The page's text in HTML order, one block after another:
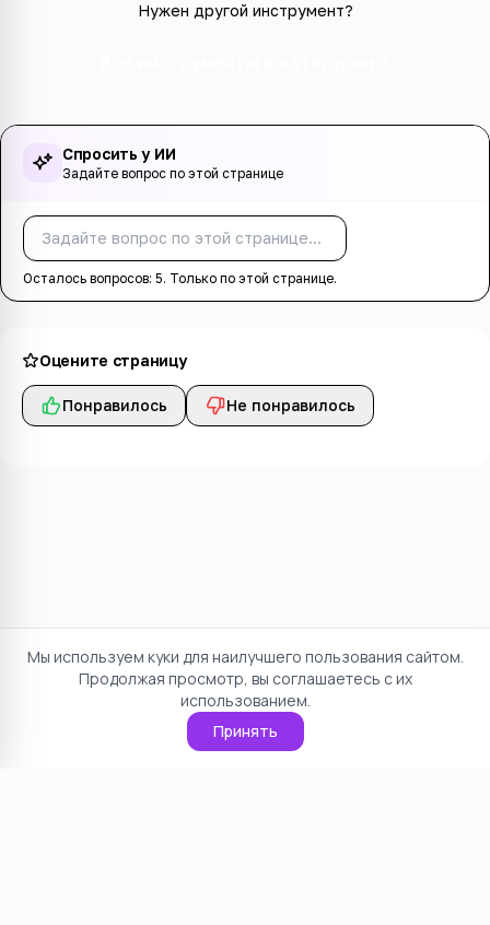
Нужен другой инструмент?
Спросить у ИИ
Задайте вопрос по этой странице
Осталось вопросов: 5. Только по этой странице.
Оцените страницу
Понравилось Не понравилось
Мы используем куки для наилучшего пользования сайтом.
Продолжая просмотр, вы соглашаетесь с их
использованием.
Принять